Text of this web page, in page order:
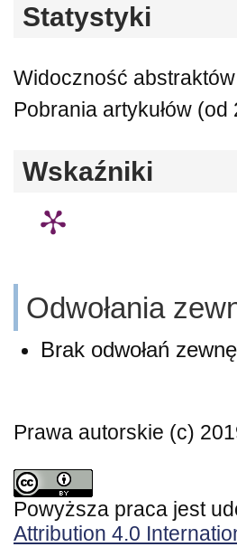
Statystyki
Widoczność
Pobrania artykułów
Wskaźniki
Odwołania
Brak odwołań
Prawa autorskie (c)
Powyższa praca jest
Attribution 4.0